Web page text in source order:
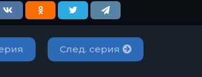
След. серия